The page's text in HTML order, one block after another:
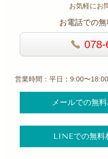
お気軽にお
お電話での
078-
営業時間：平日：9:00〜18:00
メールでの無
LINEでの無料